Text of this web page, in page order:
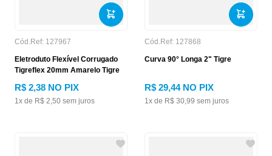
Cód.Ref: 127967
Eletroduto Flexível Corrugado
Tigreflex 20mm Amarelo Tigre
R$ 2,38 NO PIX
1x de R$ 2,50 sem juros
Cód.Ref: 127868
Curva 90° Longa 2" Tigre
R$ 29,44NO PIX
1x de R$ 30,99 sem juros